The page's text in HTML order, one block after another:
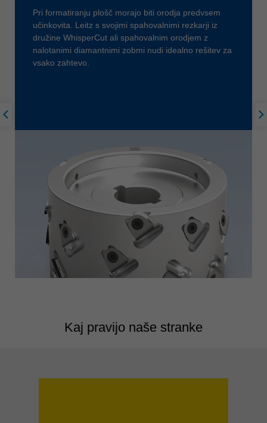
yкраїнська
Pri formatiranju plošč morajo biti orodja predvsem
učinkovita. Leitz s svojimi spahovalnimi rezkarji iz
družine WhisperCut ali spahovalnim orodjem z
nalotanimi diamantnimi zobmi nudi idealno rešitev za
vsako zahtevo.
Kaj pravijo naše stranke